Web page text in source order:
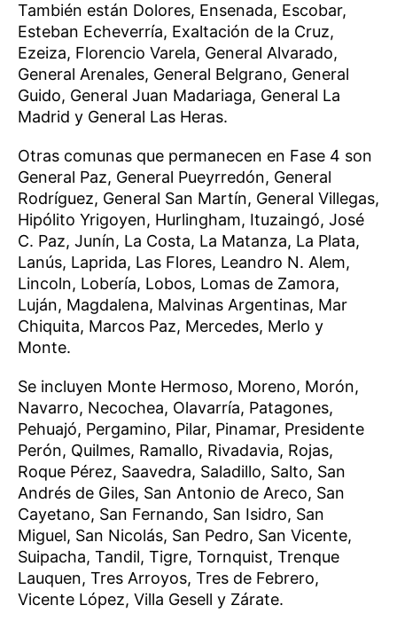
También están Dolores, Ensenada, Escobar,
Esteban Echeverría, Exaltación de la Cruz,
Ezeiza, Florencio Varela, General Alvarado,
General Arenales, General Belgrano, General
Guido, General Juan Madariaga, General La
Madrid y General Las Heras.
Otras comunas que permanecen en Fase 4 son
General Paz, General Pueyrredón, General
Rodríguez, General San Martín, General Villegas,
Hipólito Yrigoyen, Hurlingham, Ituzaingó, José
C. Paz, Junín, La Costa, La Matanza, La Plata,
Lanús, Laprida, Las Flores, Leandro N. Alem,
Lincoln, Lobería, Lobos, Lomas de Zamora,
Luján, Magdalena, Malvinas Argentinas, Mar
Chiquita, Marcos Paz, Mercedes, Merlo y
Monte.
Se incluyen Monte Hermoso, Moreno, Morón,
Navarro, Necochea, Olavarría, Patagones,
Pehuajó, Pergamino, Pilar, Pinamar, Presidente
Perón, Quilmes, Ramallo, Rivadavia, Rojas,
Roque Pérez, Saavedra, Saladillo, Salto, San
Andrés de Giles, San Antonio de Areco, San
Cayetano, San Fernando, San Isidro, San
Miguel, San Nicolás, San Pedro, San Vicente,
Suipacha, Tandil, Tigre, Tornquist, Trenque
Lauquen, Tres Arroyos, Tres de Febrero,
Vicente López, Villa Gesell y Zárate.